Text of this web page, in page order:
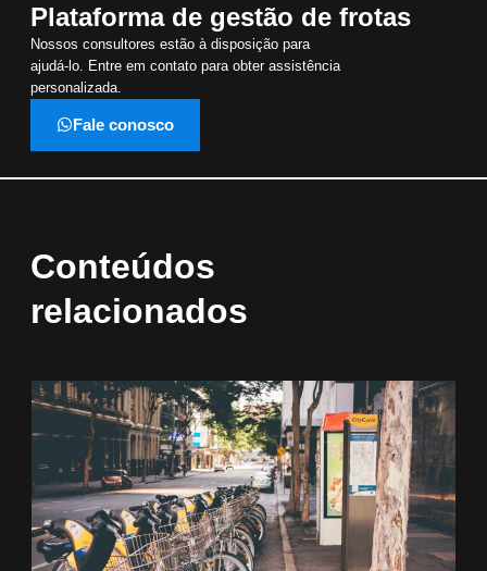
Plataforma de gestão de frotas
Nossos consultores estão à disposição para
ajudá-lo. Entre em contato para obter assistência
personalizada.
Fale conosco
Conteúdos
relacionados